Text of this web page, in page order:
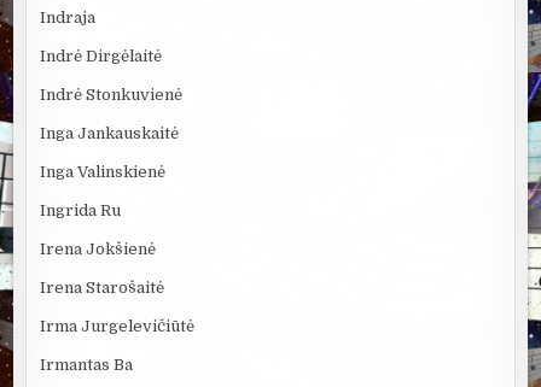
Indraja
Indrė Dirgėlaitė
Indrė Stonkuvienė
Inga Jankauskaitė
Inga Valinskienė
Ingrida Ru
Irena Jokšienė
Irena Starošaitė
Irma Jurgelevičiūtė
Irmantas Ba